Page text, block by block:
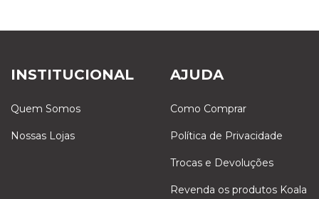
INSTITUCIONAL
Quem Somos
Nossas Lojas
AJUDA
Como Comprar
Política de Privacidade
Trocas e Devoluções
Revenda os produtos Koala